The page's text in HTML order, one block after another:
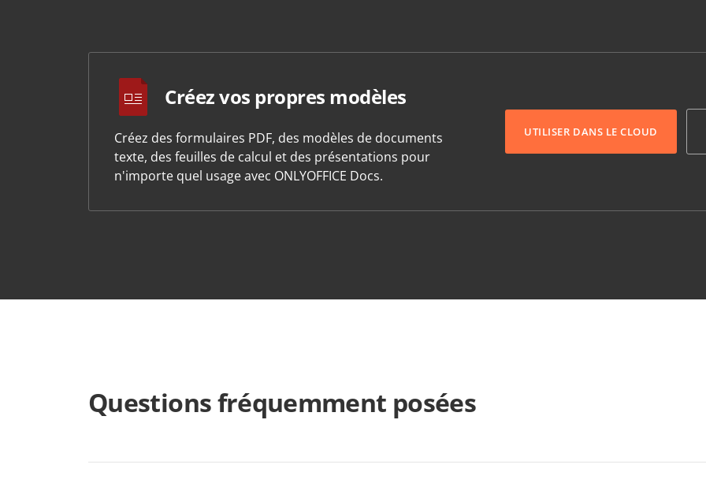
Créez vos propres modèles
Créez des formulaires PDF, des modèles de documents
texte, des feuilles de calcul et des présentations pour
n'importe quel usage avec ONLYOFFICE Docs.
UTILISER DANS LE CLOUD
Questions fréquemment posées